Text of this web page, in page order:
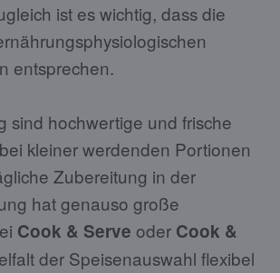
ist es wichtig, dass die
entsprechen.
sind hochwertige und frische
kleiner werdenden Portionen
Zubereitung in der
hat genauso große
Cook & Serve oder Cook &
der Speisenauswahl flexibel